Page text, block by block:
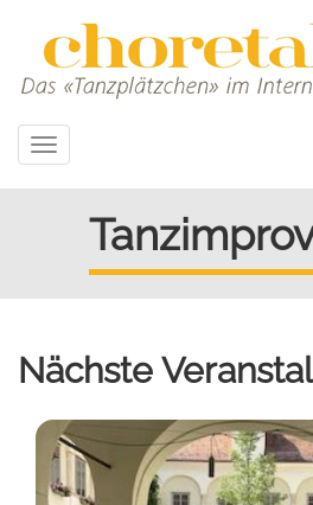
Toggle
navigation
Nächste